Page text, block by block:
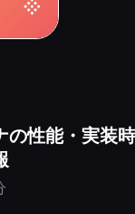
の性能・実装